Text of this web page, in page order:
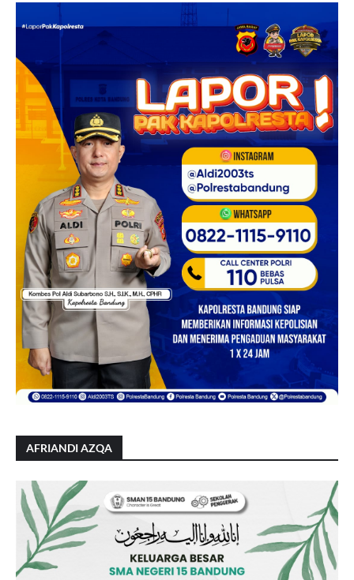
AFRIANDI AZQA